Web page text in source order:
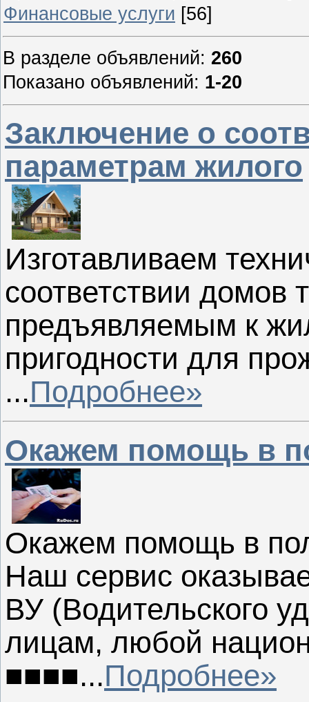
Финансовые услуги [56]
В разделе объявлений: 260
Показано объявлений: 1-20
Заключение о
параметрам жилого
Изготавливаем
соответствии домов
предъявляемым к
пригодности для
...Подробнее»
Окажем помощь в
Окажем помощь в
Наш сервис
ВУ (Водительского
лицам, любой
■■■■...Подробнее»